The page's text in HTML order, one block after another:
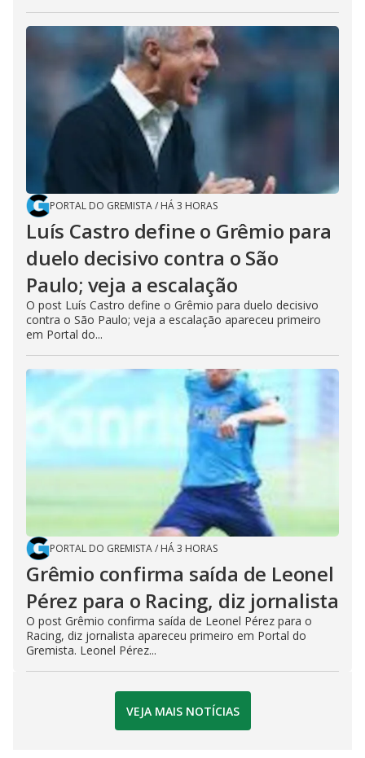
PORTAL DO GREMISTA/ HÁ 3 HORAS
Luís Castro define o Grêmio para
duelo decisivo contra o São
Paulo; veja a escalação
O post Luís Castro define o Grêmio para duelo decisivo
contra o São Paulo; veja a escalação apareceu primeiro
em Portal do...
PORTAL DO GREMISTA/ HÁ 3 HORAS
Grêmio confirma saída de Leonel
Pérez para o Racing, diz jornalista
O post Grêmio confirma saída de Leonel Pérez para o
Racing, diz jornalista apareceu primeiro em Portal do
Gremista. Leonel Pérez...
VEJA MAIS NOTÍCIAS